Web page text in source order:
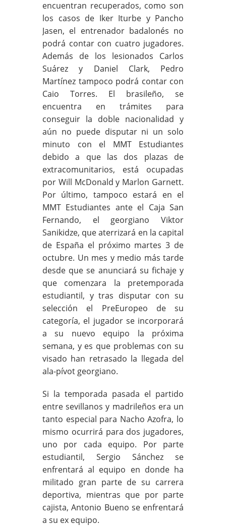
encuentran recuperados, como son
los casos de Iker Iturbe y Pancho
Jasen, el entrenador badalonés no
podrá contar con cuatro jugadores.
Además de los lesionados Carlos
Suárez y Daniel Clark, Pedro
Martínez tampoco podrá contar con
Caio Torres. El brasileño, se
encuentra en trámites para
conseguir la doble nacionalidad y
aún no puede disputar ni un solo
minuto con el MMT Estudiantes
debido a que las dos plazas de
extracomunitarios, está ocupadas
por Will McDonald y Marlon Garnett.
Por último, tampoco estará en el
MMT Estudiantes ante el Caja San
Fernando, el georgiano Viktor
Sanikidze, que aterrizará en la capital
de España el próximo martes 3 de
octubre. Un mes y medio más tarde
desde que se anunciará su fichaje y
que comenzara la pretemporada
estudiantil, y tras disputar con su
selección el PreEuropeo de su
categoría, el jugador se incorporará
a su nuevo equipo la próxima
semana, y es que problemas con su
visado han retrasado la llegada del
ala-pívot georgiano.
Si la temporada pasada el partido
entre sevillanos y madrileños era un
tanto especial para Nacho Azofra, lo
mismo ocurrirá para dos jugadores,
uno por cada equipo. Por parte
estudiantil, Sergio Sánchez se
enfrentará al equipo en donde ha
militado gran parte de su carrera
deportiva, mientras que por parte
cajista, Antonio Bueno se enfrentará
a su ex equipo.